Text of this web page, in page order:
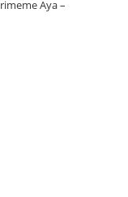
Aya –